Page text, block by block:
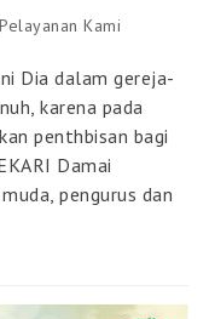
Pelayanan Kami
Dia dalam gereja-
karena pada
penthbisan bagi
Damai
pengurus dan